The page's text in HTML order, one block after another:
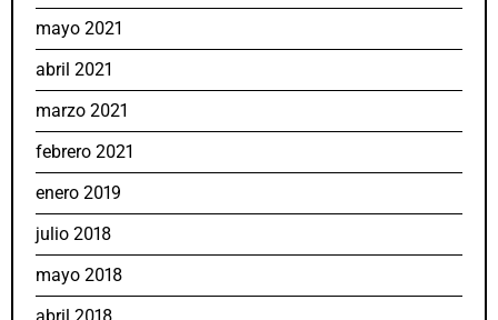
mayo 2021
abril 2021
marzo 2021
febrero 2021
enero 2019
julio 2018
mayo 2018